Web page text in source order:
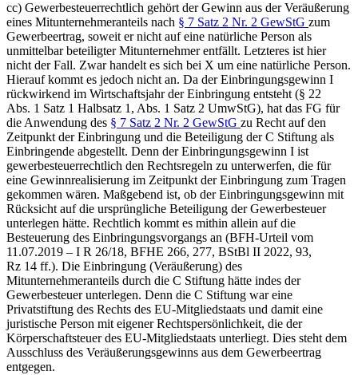
cc) Gewerbesteuerrechtlich gehört der Gewinn aus der Veräußerung
eines Mitunternehmeranteils nach § 7 Satz 2 Nr. 2 GewStG zum
Gewerbeertrag, soweit er nicht auf eine natürliche Person als
unmittelbar beteiligter Mitunternehmer entfällt. Letzteres ist hier
nicht der Fall. Zwar handelt es sich bei X um eine natürliche Person.
Hierauf kommt es jedoch nicht an. Da der Einbringungsgewinn I
rückwirkend im Wirtschaftsjahr der Einbringung entsteht (§ 22
Abs. 1 Satz 1 Halbsatz 1, Abs. 1 Satz 2 UmwStG), hat das FG für
die Anwendung des § 7 Satz 2 Nr. 2 GewStG zu Recht auf den
Zeitpunkt der Einbringung und die Beteiligung der C Stiftung als
Einbringende abgestellt. Denn der Einbringungsgewinn I ist
gewerbesteuerrechtlich den Rechtsregeln zu unterwerfen, die für
eine Gewinnrealisierung im Zeitpunkt der Einbringung zum Tragen
gekommen wären. Maßgebend ist, ob der Einbringungsgewinn mit
Rücksicht auf die ursprüngliche Beteiligung der Gewerbesteuer
unterlegen hätte. Rechtlich kommt es mithin allein auf die
Besteuerung des Einbringungsvorgangs an (BFH-Urteil vom
11.07.2019 – I R 26/18, BFHE 266, 277, BStBl II 2022, 93,
Rz 14 ff.). Die Einbringung (Veräußerung) des
Mitunternehmeranteils durch die C Stiftung hätte indes der
Gewerbesteuer unterlegen. Denn die C Stiftung war eine
Privatstiftung des Rechts des EU-Mitgliedstaats und damit eine
juristische Person mit eigener Rechtspersönlichkeit, die der
Körperschaftsteuer des EU-Mitgliedstaats unterliegt. Dies steht dem
Ausschluss des Veräußerungsgewinns aus dem Gewerbeertrag
entgegen.